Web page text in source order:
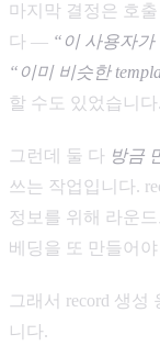
마지막 결정은 호
다 — “이 사용자가
“이미 비슷한
할 수도 있었습니다.
그런데 둘 다 방금
쓰는 작업입니다.
정보를 위해 라운
베딩을 또 만들어
그래서 record 생
니다.